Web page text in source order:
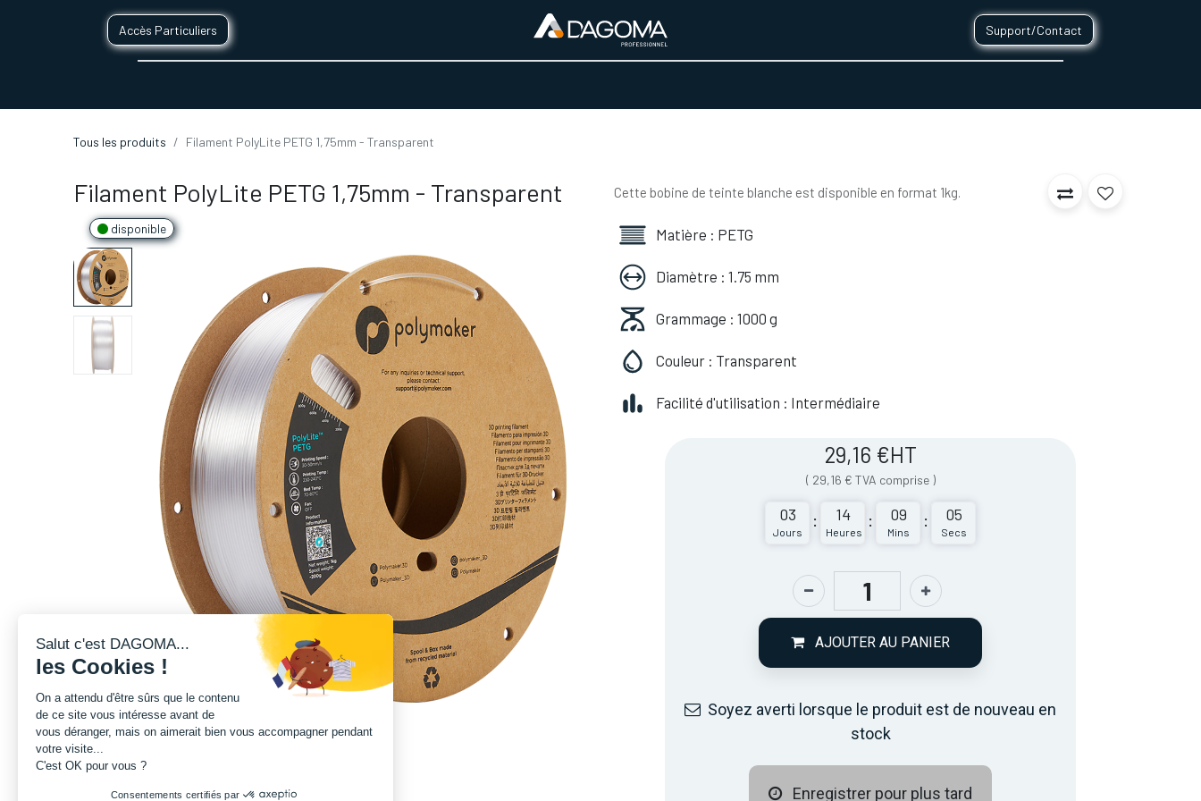
Accès Particuliers Support/Contact
Tous les produits Filament PolyLite PETG 1,75mm - Transparent
Filament PolyLite PETG 1,75mm - Transparent
disponible
Cette bobine de teinte blanche est disponible en format 1kg.
Matière : PETG
Diamètre : 1.75 mm
Grammage : 1000 g
Couleur : Transparent
Facilité d'utilisation : Intermédiaire
29,16 €HT
( 29,16 € TVA comprise )
03
Jours
: 14
Heures
: 09
Mins
: 05
Secs
AJOUTER AU PANIER
Soyez averti lorsque le produit est de nouveau en
stock
Enregistrer pour plus tard
Salut c'est DAGOMA...
les Cookies !
On a attendu d'être sûrs que le contenu
de ce site vous intéresse avant de
vous déranger, mais on aimerait bien vous accompagner pendant
votre visite...
C'est OK pour vous ?
Consentements certifiés par